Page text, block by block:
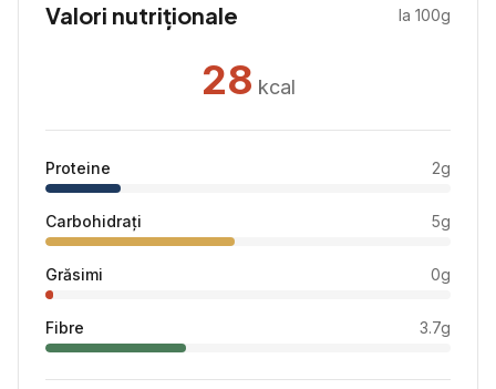
Valori nutriționale la 100g
28 kcal
Proteine 2g
Carbohidrați 5g
Grăsimi 0g
Fibre 3.7g